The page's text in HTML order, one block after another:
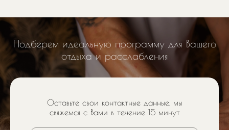
Подберем идеальную программу для Вашего
отдыха и расслабления
Оставьте свои контактные данные, мы
свяжемся с Вами в течение 15 минут